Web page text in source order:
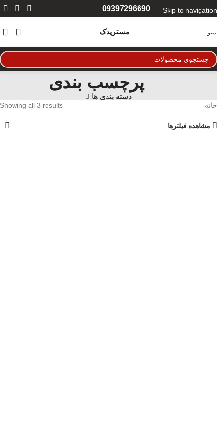
Skip to navigation
09397296690
منو مستریدک
پرچسب بندی
دسته بندی ها
خانه Showing all 3 results
مشاهده فیلترها